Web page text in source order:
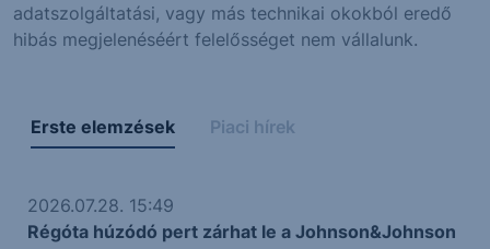
adatszolgáltatási, vagy más technikai okokból eredő
hibás megjelenéséért felelősséget nem vállalunk.
Erste elemzések Piaci hírek
2026.07.28. 15:49
Régóta húzódó pert zárhat le a Johnson&Johnson